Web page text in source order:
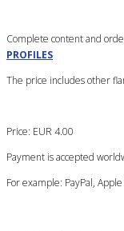
Complete content and
PROFILES
The price includes other
Price: EUR 4.00
Payment is accepted
For example: PayPal, Apple